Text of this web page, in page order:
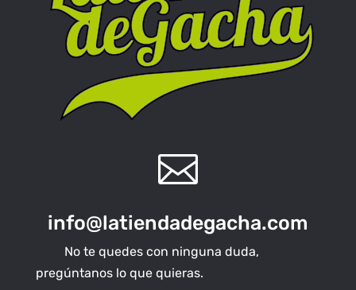

info@latiendadegacha.com
No te quedes con ninguna duda,
pregúntanos lo que quieras.